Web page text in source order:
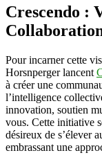
Crescendo :
Pour incarner cette
Horsnperger lancent
à créer une
l’intelligence
innovation, soutien
vous. Cette initiative
désireux de s’élever
embrassant une